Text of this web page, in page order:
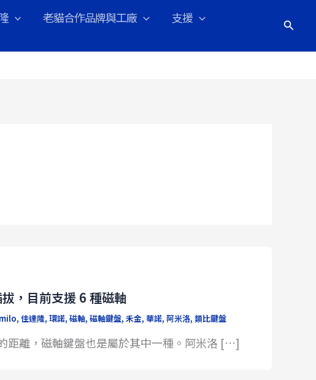
老貓合作品牌與工廠
支援
搜
，目前支援 6 種磁軸
, 佳達隆, 環諾, 磁軸, 磁軸鍵盤, 禾金, 華諾, 阿米洛, 類比鍵盤
距離，磁軸鍵盤也是屬於其中一種。阿米洛 […]